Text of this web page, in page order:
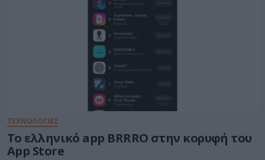
ΤΕΧΝΟΛΟΓΙΕΣ
Το ελληνικό app BRRRO στην κορυφή του
App Store